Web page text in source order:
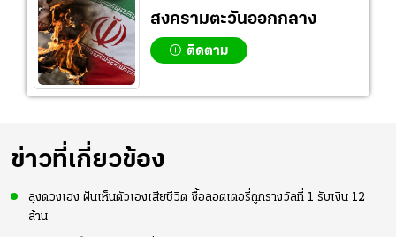
สงครามตะวันออกกลาง
ติดตาม
ข่าวที่เกี่ยวข้อง
ลุงดวงเฮง ฝันเห็นตัวเองเสียชีวิต ซื้อลอตเตอรี่ถูกรางวัลที่ 1 รับเงิน 12
ล้าน